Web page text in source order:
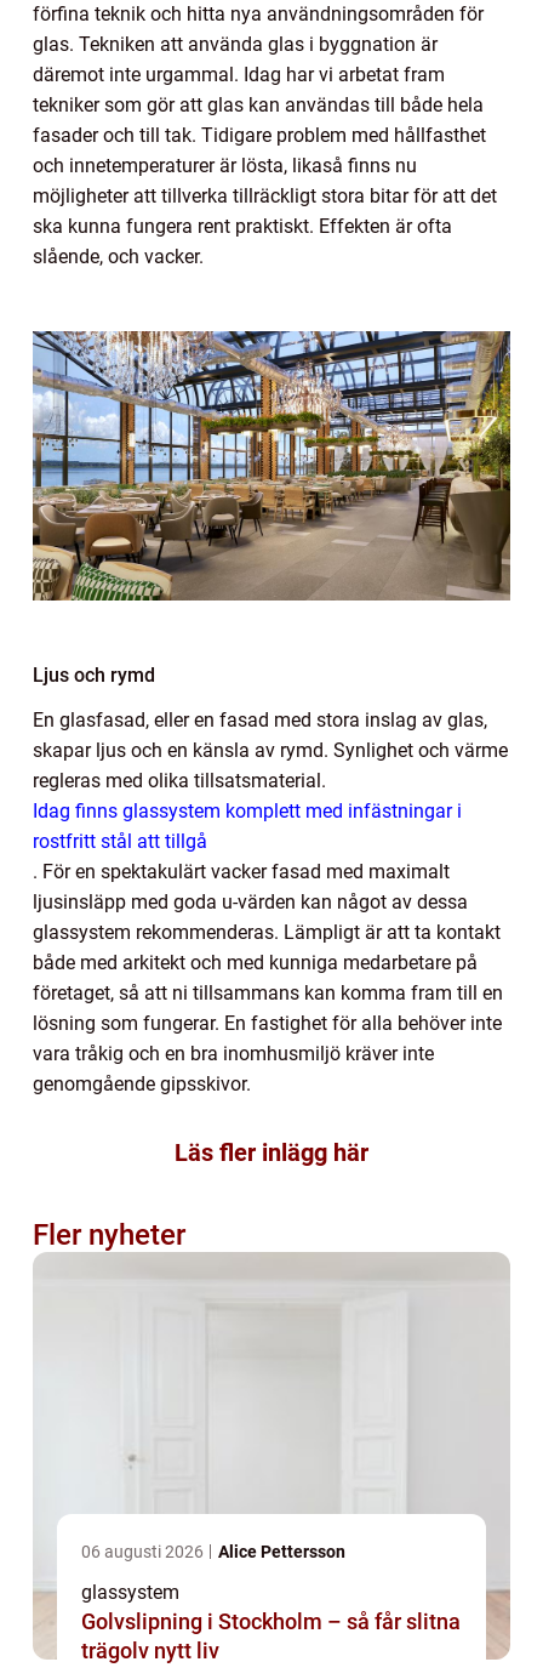
förfina teknik och hitta nya användningsområden för
glas. Tekniken att använda glas i byggnation är
däremot inte urgammal. Idag har vi arbetat fram
tekniker som gör att glas kan användas till både hela
fasader och till tak. Tidigare problem med hållfasthet
och innetemperaturer är lösta, likaså finns nu
möjligheter att tillverka tillräckligt stora bitar för att det
ska kunna fungera rent praktiskt. Effekten är ofta
slående, och vacker.
Ljus och rymd
En glasfasad, eller en fasad med stora inslag av glas,
skapar ljus och en känsla av rymd. Synlighet och värme
regleras med olika tillsatsmaterial.
Idag finns glassystem komplett med infästningar i
rostfritt stål att tillgå
. För en spektakulärt vacker fasad med maximalt
ljusinsläpp med goda u-värden kan något av dessa
glassystem rekommenderas. Lämpligt är att ta kontakt
både med arkitekt och med kunniga medarbetare på
företaget, så att ni tillsammans kan komma fram till en
lösning som fungerar. En fastighet för alla behöver inte
vara tråkig och en bra inomhusmiljö kräver inte
genomgående gipsskivor.
Läs fler inlägg här
Fler nyheter
06 augusti 2026 Alice Pettersson
glassystem
Golvslipning i Stockholm – så får slitna
trägolv nytt liv